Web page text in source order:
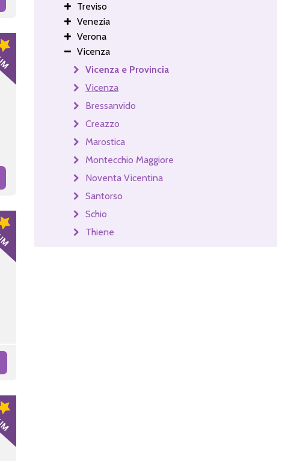
Treviso
Venezia
Verona
Vicenza
Vicenza e Provincia
Vicenza
Bressanvido
Creazzo
Marostica
Montecchio Maggiore
Noventa Vicentina
Santorso
Schio
Thiene